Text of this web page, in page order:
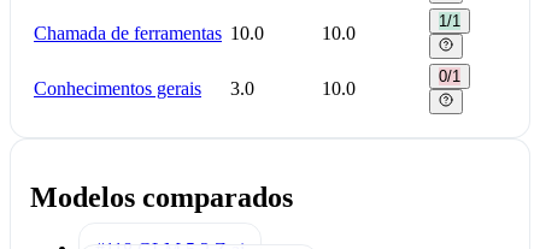
Chamada de ferramentas 10.0 10.0
1/1
Conhecimentos gerais 3.0 10.0
0/1
Modelos comparados